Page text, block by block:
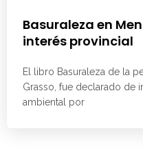
Basuraleza en
interés provincial
El libro Basuraleza de la
Grasso, fue declarado de
ambiental por